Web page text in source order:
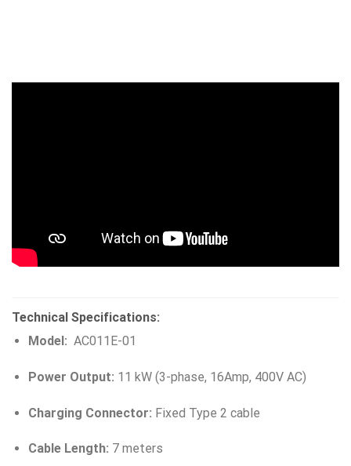
Technical Specifications:
Model: AC011E-01
Power Output: 11 kW (3-phase, 16Amp, 400V AC)
Charging Connector: Fixed Type 2 cable
Cable Length: 7 meters